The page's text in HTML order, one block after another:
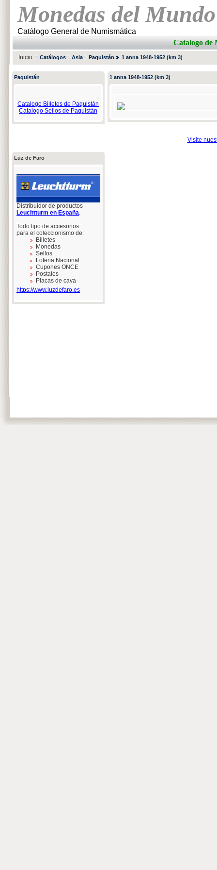
Monedas del Mundo
Catálogo General de Numismática
Catalogo de
Inicio Catálogos Asia Paquistán 1 anna 1948-1952 (km 3)
Paquistán
Catalogo Billetes de Paquistán
Catalogo Sellos de Paquistán
Luz de Faro
Distribuidor de productos
Leuchtturm en España.
Todo tipo de accesorios
para el coleccionismo de:
Billetes
Monedas
Sellos
Loteria Nacional
Cupones ONCE
Postales
Placas de cava
https://www.luzdefaro.es
1 anna 1948-1952 (km 3)
Visite